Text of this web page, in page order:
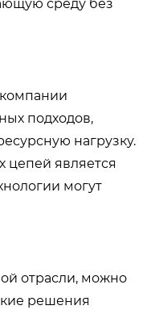
среду без
подходов,
нагрузку.
цепей является
могут
отрасли, можно
решения